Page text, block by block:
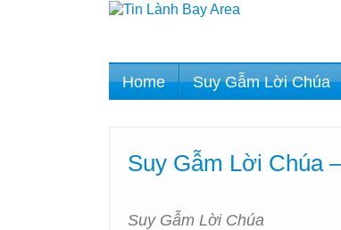
Home Suy Gẫm Lời Chúa
Suy Gẫm Lời Chúa
Suy Gẫm Lời Chúa